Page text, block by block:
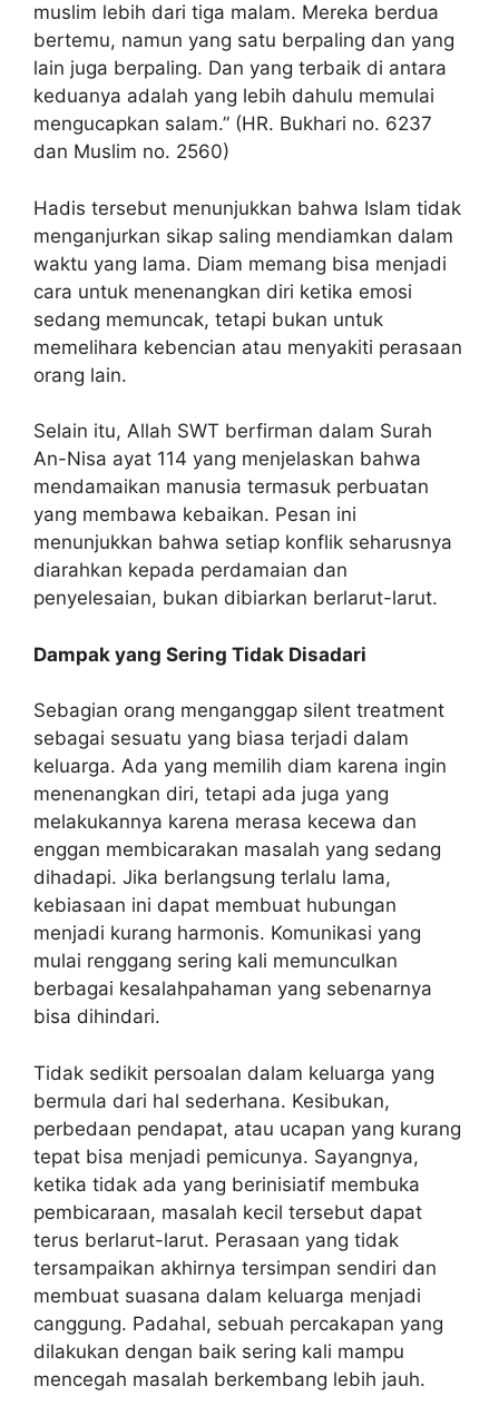
muslim lebih dari tiga malam. Mereka berdua
bertemu, namun yang satu berpaling dan yang
lain juga berpaling. Dan yang terbaik di antara
keduanya adalah yang lebih dahulu memulai
mengucapkan salam.” (HR. Bukhari no. 6237
dan Muslim no. 2560)
Hadis tersebut menunjukkan bahwa Islam tidak
menganjurkan sikap saling mendiamkan dalam
waktu yang lama. Diam memang bisa menjadi
cara untuk menenangkan diri ketika emosi
sedang memuncak, tetapi bukan untuk
memelihara kebencian atau menyakiti perasaan
orang lain.
Selain itu, Allah SWT berfirman dalam Surah
An-Nisa ayat 114 yang menjelaskan bahwa
mendamaikan manusia termasuk perbuatan
yang membawa kebaikan. Pesan ini
menunjukkan bahwa setiap konflik seharusnya
diarahkan kepada perdamaian dan
penyelesaian, bukan dibiarkan berlarut-larut.
Dampak yang Sering Tidak Disadari
Sebagian orang menganggap silent treatment
sebagai sesuatu yang biasa terjadi dalam
keluarga. Ada yang memilih diam karena ingin
menenangkan diri, tetapi ada juga yang
melakukannya karena merasa kecewa dan
enggan membicarakan masalah yang sedang
dihadapi. Jika berlangsung terlalu lama,
kebiasaan ini dapat membuat hubungan
menjadi kurang harmonis. Komunikasi yang
mulai renggang sering kali memunculkan
berbagai kesalahpahaman yang sebenarnya
bisa dihindari.
Tidak sedikit persoalan dalam keluarga yang
bermula dari hal sederhana. Kesibukan,
perbedaan pendapat, atau ucapan yang kurang
tepat bisa menjadi pemicunya. Sayangnya,
ketika tidak ada yang berinisiatif membuka
pembicaraan, masalah kecil tersebut dapat
terus berlarut-larut. Perasaan yang tidak
tersampaikan akhirnya tersimpan sendiri dan
membuat suasana dalam keluarga menjadi
canggung. Padahal, sebuah percakapan yang
dilakukan dengan baik sering kali mampu
mencegah masalah berkembang lebih jauh.